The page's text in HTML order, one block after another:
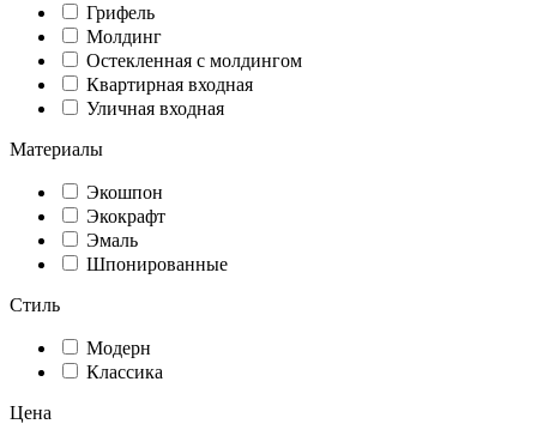
Грифель
Молдинг
Остекленная с молдингом
Квартирная входная
Уличная входная
Материалы
Экошпон
Экокрафт
Эмаль
Шпонированные
Стиль
Модерн
Классика
Цена